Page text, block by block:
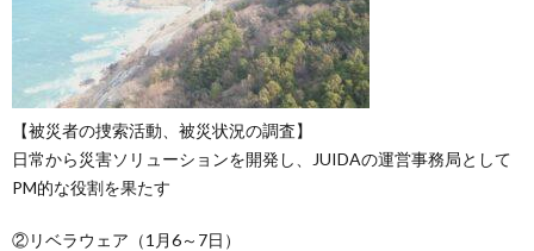
【被災者の捜索活動、被災状況の調査】
日常から災害ソリューションを開発し、JUIDAの運営事務局として
PM的な役割を果たす
②リベラウェア（1月6～7日）